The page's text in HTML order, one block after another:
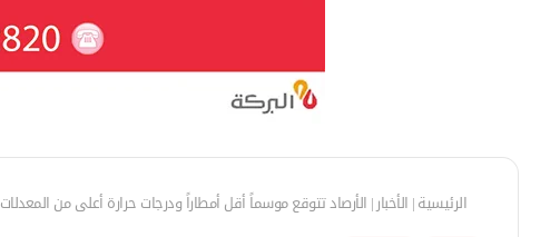
الرئيسية| الأخبار| الأرصاد تتوقع موسماً أقل أمطاراً ودرجات حرارة أعلى من المعدلات